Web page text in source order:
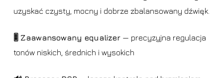
uzyskać czysty, mocny i dobrze zbalansowany dźwięk.
🎚️ Zaawansowany equalizer— precyzyjna regulacja
tonów niskich, średnich i wysokich